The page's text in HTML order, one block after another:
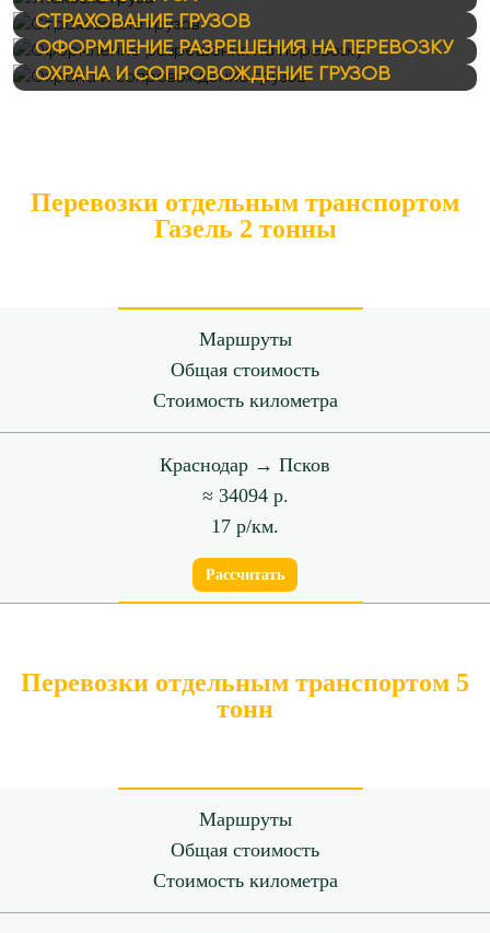
СТРАХОВАНИЕ ГРУЗОВ
ОФОРМЛЕНИЕ РАЗРЕШЕНИЯ НА ПЕРЕВОЗКУ
ОХРАНА И СОПРОВОЖДЕНИЕ ГРУЗОВ
Перевозки отдельным транспортом
Газель 2 тонны
Маршруты
Общая стоимость
Стоимость километра
Краснодар → Псков
≈ 34094 р.
17 р/км.
Рассчитать
Перевозки отдельным транспортом 5
тонн
Маршруты
Общая стоимость
Стоимость километра